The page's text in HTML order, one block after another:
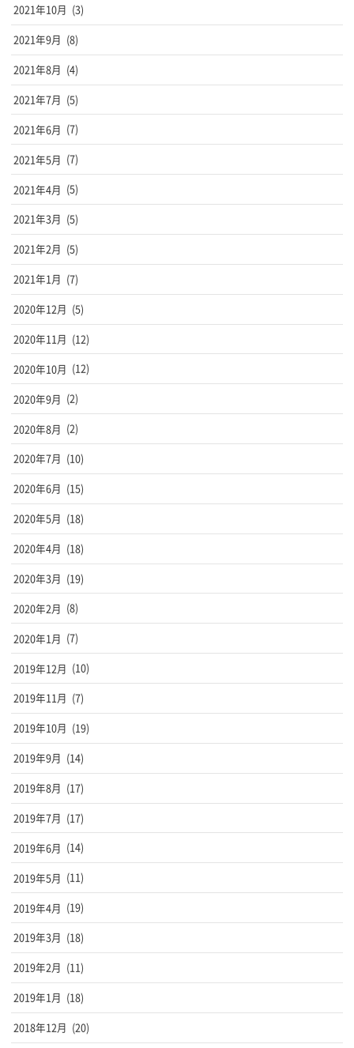
2021年10月 (3)
2021年9月 (8)
2021年8月 (4)
2021年7月 (5)
2021年6月 (7)
2021年5月 (7)
2021年4月 (5)
2021年3月 (5)
2021年2月 (5)
2021年1月 (7)
2020年12月 (5)
2020年11月 (12)
2020年10月 (12)
2020年9月 (2)
2020年8月 (2)
2020年7月 (10)
2020年6月 (15)
2020年5月 (18)
2020年4月 (18)
2020年3月 (19)
2020年2月 (8)
2020年1月 (7)
2019年12月 (10)
2019年11月 (7)
2019年10月 (19)
2019年9月 (14)
2019年8月 (17)
2019年7月 (17)
2019年6月 (14)
2019年5月 (11)
2019年4月 (19)
2019年3月 (18)
2019年2月 (11)
2019年1月 (18)
2018年12月 (20)